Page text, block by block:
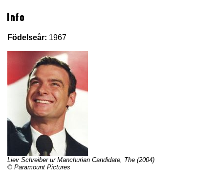
Info
Födelseår: 1967
Liev Schreiber ur Manchurian Candidate, The (2004)
© Paramount Pictures